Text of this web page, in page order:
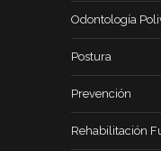
Odontología
Postura
Prevención
Rehabilitación